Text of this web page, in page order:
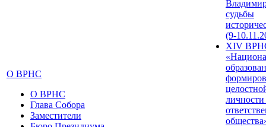
О ВРНС
О ВРНС
Глава Собора
Заместители
судьбы
(9-
XIV